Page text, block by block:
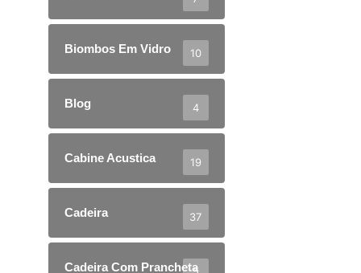
Biombos Em Vidro 10
Blog 4
Cabine Acustica 19
Cadeira 37
Cadeira Com Prancheta